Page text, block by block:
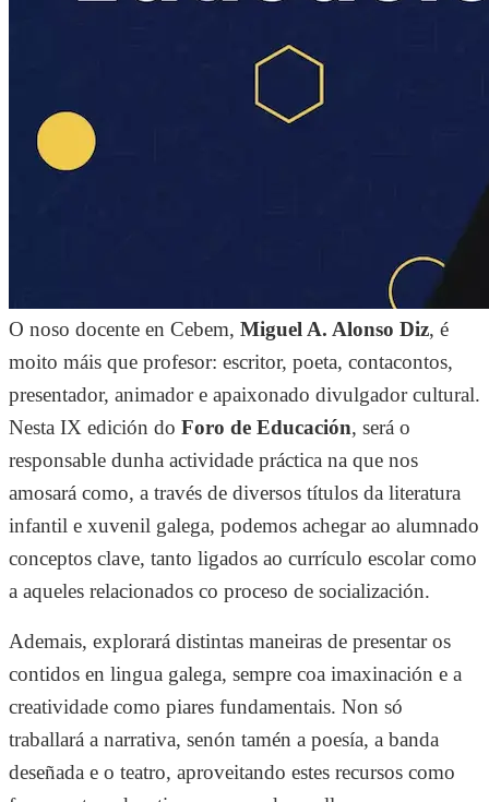
O noso docente en Cebem, Miguel A. Alonso Diz, é
moito máis que profesor: escritor, poeta, contacontos,
presentador, animador e apaixonado divulgador cultural.
Nesta IX edición do Foro de Educación, será o
responsable dunha actividade práctica na que nos
amosará como, a través de diversos títulos da literatura
infantil e xuvenil galega, podemos achegar ao alumnado
conceptos clave, tanto ligados ao currículo escolar como
a aqueles relacionados co proceso de socialización.
Ademais, explorará distintas maneiras de presentar os
contidos en lingua galega, sempre coa imaxinación e a
creatividade como piares fundamentais. Non só
traballará a narrativa, senón tamén a poesía, a banda
deseñada e o teatro, aproveitando estes recursos como